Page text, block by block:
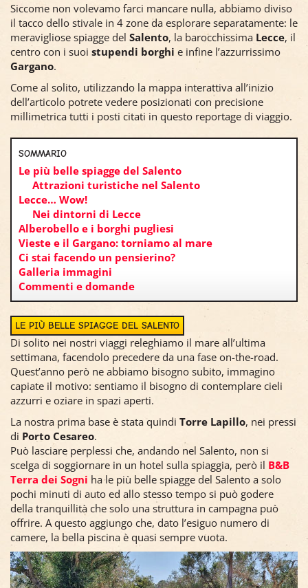
Siccome non volevamo farci mancare nulla, abbiamo diviso
il tacco dello stivale in 4 zone da esplorare separatamente: le
meravigliose spiagge del Salento, la barocchissima Lecce, il
centro con i suoi stupendi borghi e infine l’azzurrissimo
Gargano.
Come al solito, utilizzando la mappa interattiva all’inizio
dell’articolo potrete vedere posizionati con precisione
millimetrica tutti i posti citati in questo reportage di viaggio.
SOMMARIO
Le più belle spiagge del Salento
Attrazioni turistiche nel Salento
Lecce… Wow!
Nei dintorni di Lecce
Alberobello e i borghi pugliesi
Vieste e il Gargano: torniamo al mare
Ci stai facendo un pensierino?
Galleria immagini
Commenti e domande
LE PIÙ BELLE SPIAGGE DEL SALENTO
Di solito nei nostri viaggi releghiamo il mare all’ultima
settimana, facendolo precedere da una fase on-the-road.
Quest’anno però ne abbiamo bisogno subito, immagino
capiate il motivo: sentiamo il bisogno di contemplare cieli
azzurri e oziare in spazi aperti.
La nostra prima base è stata quindi Torre Lapillo, nei pressi
di Porto Cesareo.
Può lasciare perplessi che, andando nel Salento, non si
scelga di soggiornare in un hotel sulla spiaggia, però il B&B
Terra dei Sogni ha le più belle spiagge del Salento a solo
pochi minuti di auto ed allo stesso tempo si può godere
della tranquillità che solo una struttura in campagna può
offrire. A questo aggiungo che, dato l’esiguo numero di
camere, la bella piscina è quasi sempre vuota.